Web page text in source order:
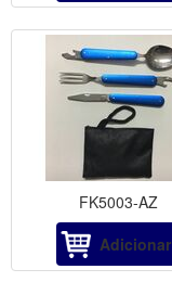
FK5003-AZ
Adicionar